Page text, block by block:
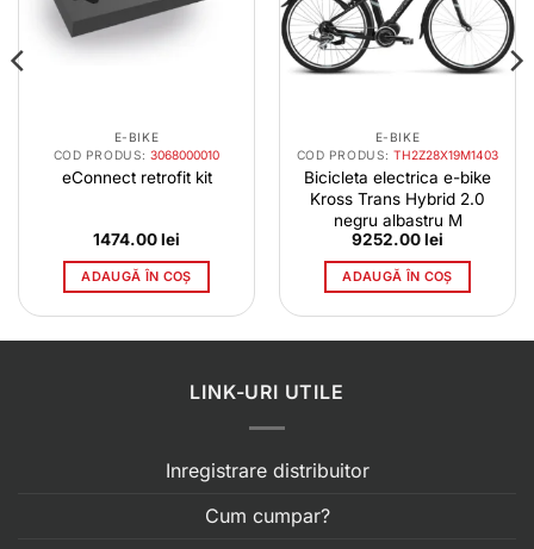
E-BIKE
COD PRODUS:3068000010
eConnect retrofit kit
1474.00lei
ADAUGĂ ÎN COȘ
E-BIKE
COD PRODUS:TH2Z28X19M1403
Bicicleta electrica e-bike
Kross Trans Hybrid 2.0
negru albastru M
9252.00lei
ADAUGĂ ÎN COȘ
LINK-URI UTILE
Inregistrare distribuitor
Cum cumpar?